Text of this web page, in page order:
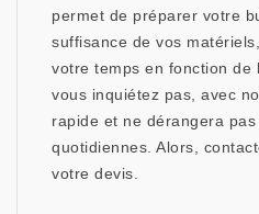
permet de préparer votre
suffisance de vos
votre temps en fonction de
vous inquiétez pas, avec
rapide et ne dérangera
quotidiennes. Alors,
votre devis.